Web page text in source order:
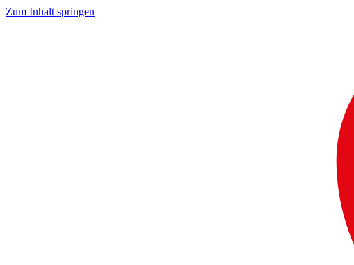
Zum Inhalt springen